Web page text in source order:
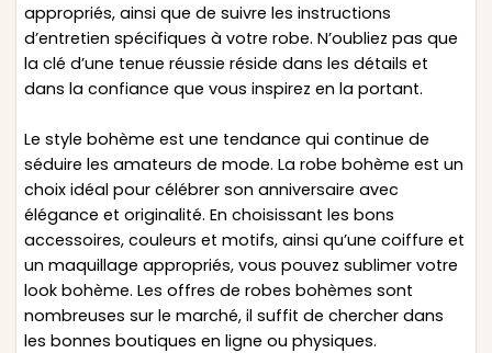
appropriés, ainsi que de suivre les instructions
d’entretien spécifiques à votre robe. N’oubliez pas que
la clé d’une tenue réussie réside dans les détails et
dans la confiance que vous inspirez en la portant.
Le style bohème est une tendance qui continue de
séduire les amateurs de mode. La robe bohème est un
choix idéal pour célébrer son anniversaire avec
élégance et originalité. En choisissant les bons
accessoires, couleurs et motifs, ainsi qu’une coiffure et
un maquillage appropriés, vous pouvez sublimer votre
look bohème. Les offres de robes bohèmes sont
nombreuses sur le marché, il suffit de chercher dans
les bonnes boutiques en ligne ou physiques.